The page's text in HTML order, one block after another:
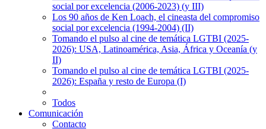
social por excelencia (2006-2023) (y III)
Los 90 años de Ken Loach, el cineasta del compromiso
social por excelencia (1994-2004) (II)
Tomando el pulso al cine de temática LGTBI (2025-
2026): USA, Latinoamérica, Asia, África y Oceanía (y
II)
Tomando el pulso al cine de temática LGTBI (2025-
2026): España y resto de Europa (I)
Todos
Comunicación
Contacto